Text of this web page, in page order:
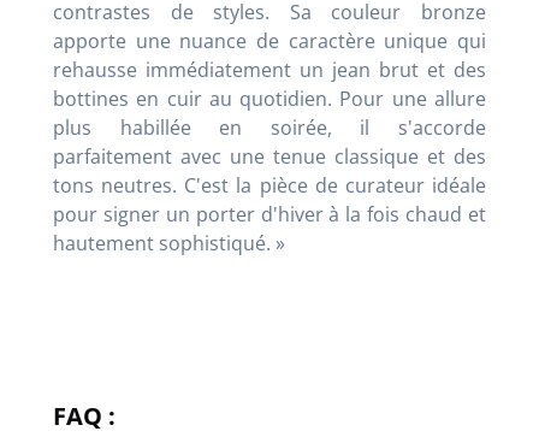
contrastes de styles. Sa couleur bronze
apporte une nuance de caractère unique qui
rehausse immédiatement un jean brut et des
bottines en cuir au quotidien. Pour une allure
plus habillée en soirée, il s'accorde
parfaitement avec une tenue classique et des
tons neutres. C'est la pièce de curateur idéale
pour signer un porter d'hiver à la fois chaud et
hautement sophistiqué. »
FAQ :